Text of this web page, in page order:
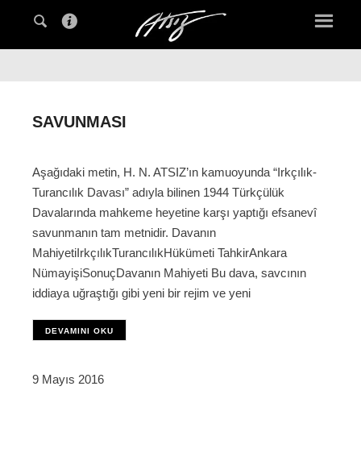
SAVUNMASI
Aşağıdaki metin, H. N. ATSIZ’ın kamuoyunda “Irkçılık-
Turancılık Davası” adıyla bilinen 1944 Türkçülük
Davalarında mahkeme heyetine karşı yaptığı efsanevî
savunmanın tam metnidir. Davanın
MahiyetiIrkçılıkTurancılıkHükümeti TahkirAnkara
NümayişiSonuçDavanın Mahiyeti Bu dava, savcının
iddiaya uğraştığı gibi yeni bir rejim ve yeni
DEVAMINI OKU
9 Mayıs 2016